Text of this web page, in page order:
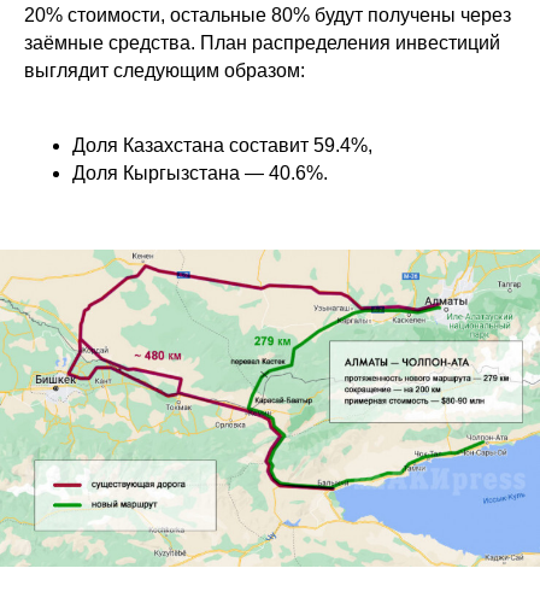
20% стоимости, остальные 80% будут получены через
заёмные средства. План распределения инвестиций
выглядит следующим образом:
Доля Казахстана составит 59.4%,
Доля Кыргызстана — 40.6%.